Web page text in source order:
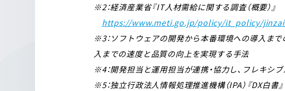
※2：経済産業省『IT人材需給に関する調査（概要）』
https://www.meti.go.jp/policy/it_policy/
※3：ソフトウェアの開発から本番環境への導入ま
入までの速度と品質の向上を実現する手法
※4：開発担当と運用担当が連携・協力し、フレキ
※5：独立行政法人情報処理推進機構（IPA）『DX白書